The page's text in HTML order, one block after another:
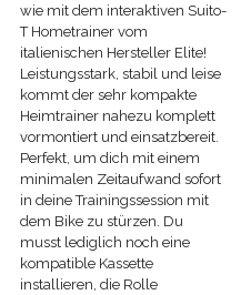
wie mit dem interaktiven Suito-
T Hometrainer vom
italienischen Hersteller Elite!
Leistungsstark, stabil und leise
kommt der sehr kompakte
Heimtrainer nahezu komplett
vormontiert und einsatzbereit.
Perfekt, um dich mit einem
minimalen Zeitaufwand sofort
in deine Trainingssession mit
dem Bike zu stürzen. Du
musst lediglich noch eine
kompatible Kassette
installieren, die Rolle